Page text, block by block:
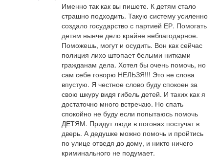
Именно так как вы пишете. К детям стало
страшно подходить. Такую систему усиленно
создало государство с партией ЕР. Помогать
детям нынче дело крайне неблагодарное.
Поможешь, могут и осудить. Вон как сейчас
полиция лихо штопает белыми нитками
гражданам дела. Хотел бы очень помочь, но
сам себе говорю НЕЛЬЗЯ!!! Это не слова
впустую. Я честное слово буду спокоен за
свою шкуру видя гибель детей. И таких как я
достаточно много встречаю. Но спать
спокойно не буду если попытаюсь помочь
ДЕТЯМ. Придут люди в погонах постучат в
дверь. А дедушке можно помочь и пройтись
по улице отведя до дому, и никто ничего
криминального не подумает.